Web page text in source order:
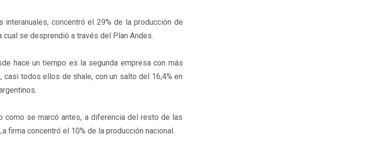
concentró el 29% de la producción de
se desprendió a través del Plan Andes.
hace un tiempo es la segunda empresa con más
todos ellos de shale, con un salto del 16,4% en
como se marcó antes, a diferencia del resto de las
firma concentró el 10% de la producción nacional.